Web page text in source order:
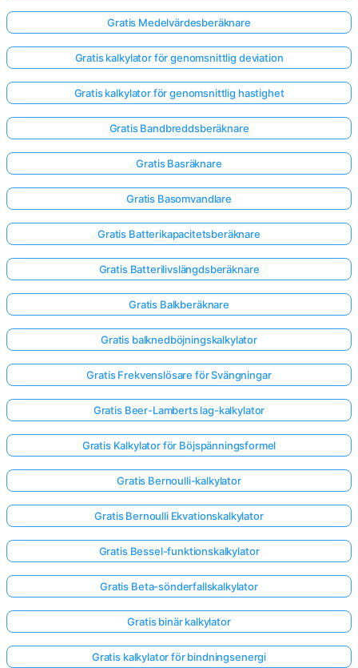
Gratis Medelvärdesberäknare
Gratis kalkylator för genomsnittlig deviation
Gratis kalkylator för genomsnittlig hastighet
Gratis Bandbreddsberäknare
Gratis Basräknare
Gratis Basomvandlare
Gratis Batterikapacitetsberäknare
Gratis Batterilivslängdsberäknare
Gratis Balkberäknare
Gratis balknedböjningskalkylator
Gratis Frekvenslösare för Svängningar
Gratis Beer-Lamberts lag-kalkylator
Gratis Kalkylator för Böjspänningsformel
Gratis Bernoulli-kalkylator
Gratis Bernoulli Ekvationskalkylator
Gratis Bessel-funktionskalkylator
Gratis Beta-sönderfallskalkylator
Gratis binär kalkylator
Gratis kalkylator för bindningsenergi